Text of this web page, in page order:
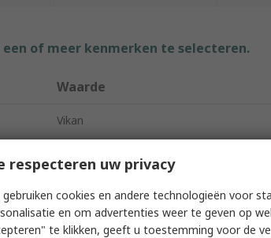
of meer kenmerken te selecteren.
Waarde
Vikan
Green
respecteren uw privacy
gebruiken cookies en andere technologieën voor
en om advertenties weer te geven op
te klikken, geeft u toestemming voor de